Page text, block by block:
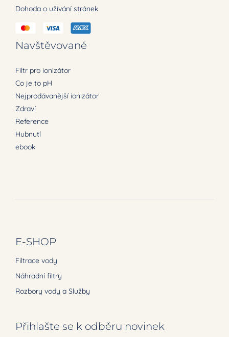
Dohoda o užívání stránek
E-SHOP
Filtrace vody
Náhradní filtry
Rozbory vody a Služby
Navštěvované
Filtr pro ionizátor
Co je to pH
Nejprodávanější ionizátor
Zdraví
Reference
Hubnutí
ebook
Přihlašte se k odběru novinek